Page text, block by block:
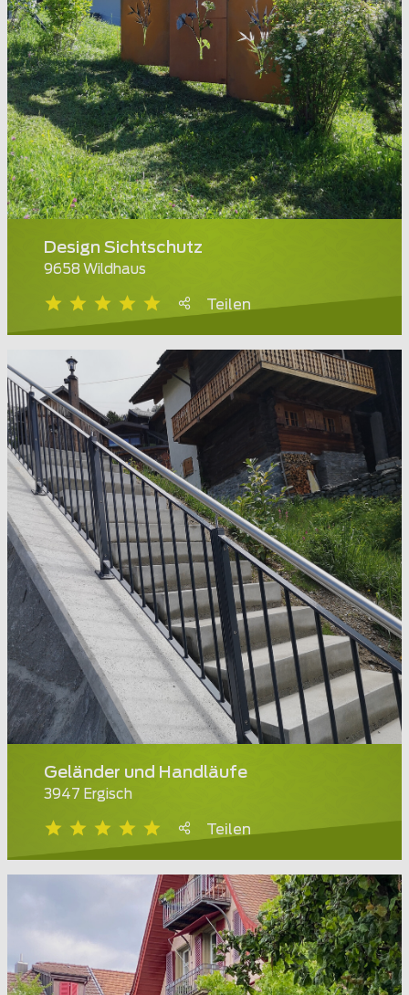
Design Sichtschutz
9658 Wildhaus
Teilen
Geländer und Handläufe
3947 Ergisch
Teilen